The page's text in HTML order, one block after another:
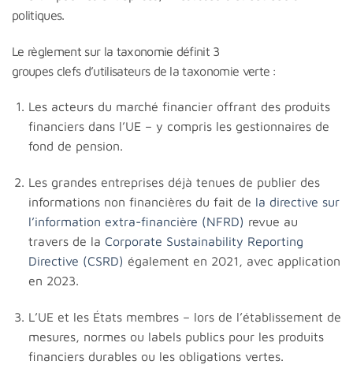
politiques.
Le règlement sur la taxonomie définit 3
groupes clefs d’utilisateurs de la taxonomie verte :
Les acteurs du marché financier offrant des produits
financiers dans l’UE – y compris les gestionnaires de
fond de pension.
Les grandes entreprises déjà tenues de publier des
informations non financières du fait de la directive sur
l’information extra-financière (NFRD) revue au
travers de la Corporate Sustainability Reporting
Directive (CSRD) également en 2021, avec application
en 2023.
L’UE et les États membres – lors de l’établissement de
mesures, normes ou labels publics pour les produits
financiers durables ou les obligations vertes.